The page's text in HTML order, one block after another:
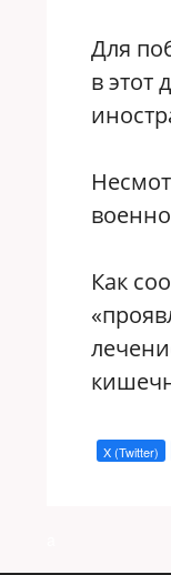
Для
в этот
Как
X (Twitter)